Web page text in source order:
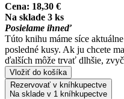
Cena: 18,30 €
Na sklade 3 ks
Posielame ihneď
Túto knihu máme síce
posledné kusy. Ak ju chcete
ďalších môže trvať dlhšie,
Vložiť do košíka
Rezervovať v kníhkupectve
Na sklade v 1 kníhkupectve